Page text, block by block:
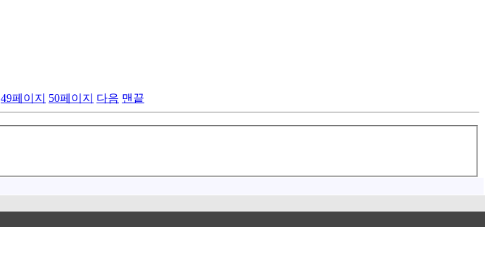
49페이지 50페이지 다음 맨끝